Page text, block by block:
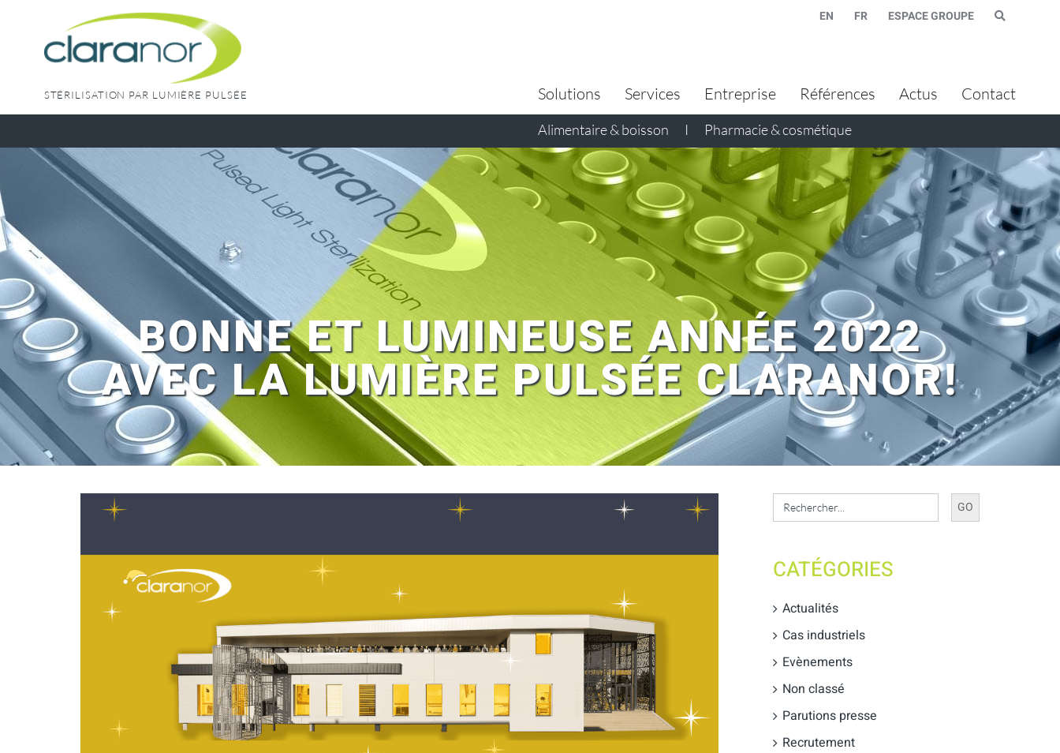
EN FR ESPACE GROUPE
STÉRILISATION PAR LUMIÈRE PULSÉE Solutions
Alimentaire & boisson I Pharmacie & cosmétique
Services Entreprise Références Actus Contact
BONNE ET LUMINEUSE ANNÉE 2022
AVEC LA LUMIÈRE PULSÉE CLARANOR!
l'image
Search
for:
CATÉGORIES
Actualités
Cas industriels
Evènements
Non classé
Parutions presse
Recrutement